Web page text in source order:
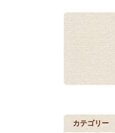
カテゴリー